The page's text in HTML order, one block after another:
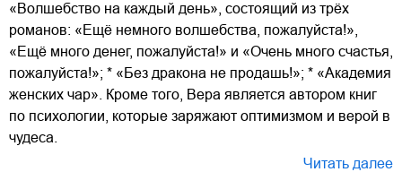
«Волшебство на каждый день», состоящий из трёх
романов: «Ещё немного волшебства, пожалуйста!»,
«Ещё много денег, пожалуйста!» и «Очень много счастья,
пожалуйста!»; * «Без дракона не продашь!»; * «Академия
женских чар». Кроме того, Вера является автором книг
по психологии, которые заряжают оптимизмом и верой в
чудеса.
Читать далее